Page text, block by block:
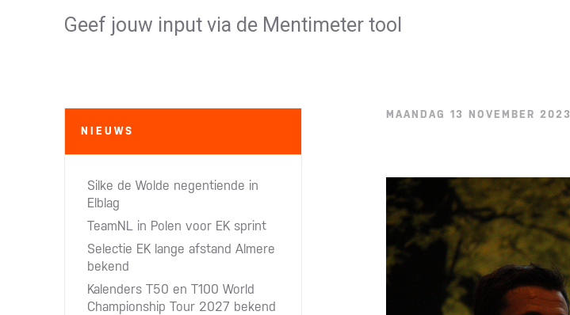
Geef jouw input via de Mentimeter tool
NIEUWS
Silke de Wolde negentiende in
Elblag
TeamNL in Polen voor EK sprint
Selectie EK lange afstand Almere
bekend
Kalenders T50 en T100 World
Championship Tour 2027 bekend
MAANDAG 13 NOVEMBER 2023